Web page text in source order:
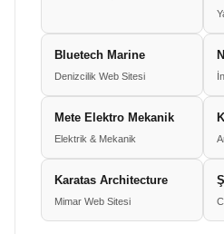
Bluetech Marine
Denizcilik Web Sitesi
Mete Elektro Mekanik
Elektrik & Mekanik
Karatas Architecture
Mimar Web Sitesi